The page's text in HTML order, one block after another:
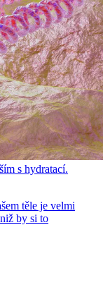
s hydratací.
těle je velmi
by si to